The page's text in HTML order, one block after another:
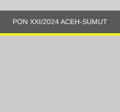
PON XXI/2024 ACEH-SUMUT